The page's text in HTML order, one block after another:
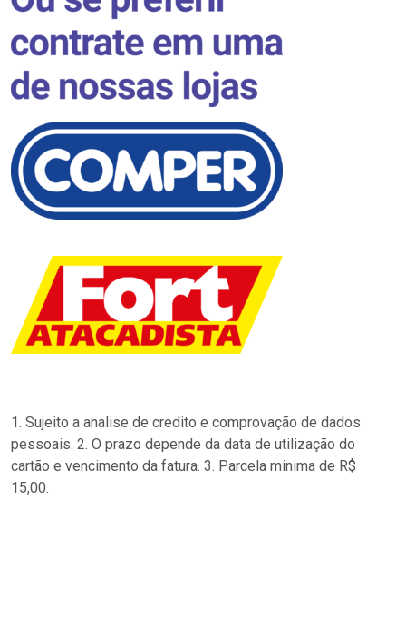
1. Sujeito a analise de credito e comprovação de dados
pessoais. 2. O prazo depende da data de utilização do
cartão e vencimento da fatura. 3. Parcela minima de R$
15,00.